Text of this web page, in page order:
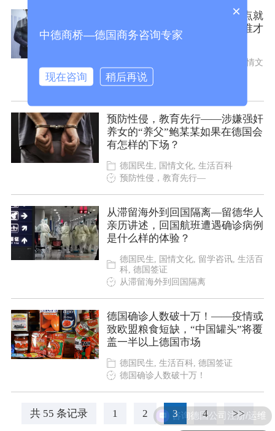
欧洲疫情爆发一个月，德国拐点就
已出现！——通过这次疫情，谁才
是欧洲最强大的国家？
商务常识, 签证常识, 德国民生, 国情文
化, 德国签证
欧洲疫情爆发一个月，
预防性侵，教育先行——涉嫌强奸
养女的“养父”鲍某某如果在德国会
有怎样的下场？
德国民生, 国情文化, 生活百科
预防性侵，教育先行—
从滞留海外到回国隔离—留德华人
亲历讲述，回国航班遭遇确诊病例
是什么样的体验？
德国民生, 国情文化, 留学咨讯, 生活百
科, 德国签证
从滞留海外到回国隔离
德国确诊人数破十万！——疫情或
致欧盟粮食短缺，“中国罐头”将覆
盖一半以上德国市场
德国民生, 生活百科, 德国签证
德国确诊人数破十万！
共 55 条记录 1 2 3 4 >>
咨询德国公司注册/运维
×
中德商桥—德国商务咨询专家
现在咨询 稍后再说